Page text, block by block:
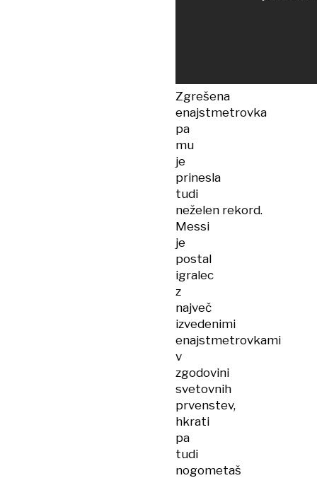
Zgrešena
enajstmetrovka
pa
mu
je
prinesla
tudi
neželen rekord.
Messi
je
postal
igralec
z
največ
izvedenimi
enajstmetrovkami
v
zgodovini
svetovnih
prvenstev,
hkrati
pa
tudi
nogometaš